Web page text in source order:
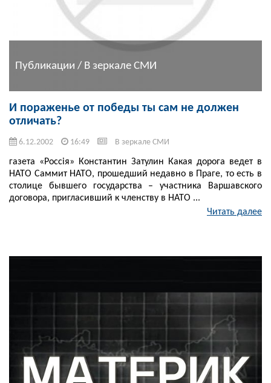
Публикации / В зеркале СМИ
И пораженье от победы ты сам не должен
отличать?
6.12.2002 16:49 В зеркале СМИ
газета «Россiя» Константин Затулин Какая дорога ведет в
НАТО Саммит НАТО, прошедший недавно в Праге, то есть в
столице бывшего государства – участника Варшавского
договора, пригласивший к членству в НАТО ...
Читать далее